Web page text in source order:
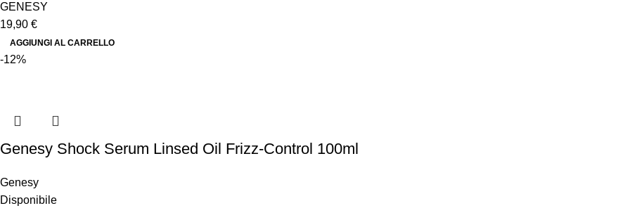
GENESY
19,90 €
AGGIUNGI AL CARRELLO
-12%
Genesy Shock Serum Linsed Oil Frizz-Control 100ml
Genesy
Disponibile